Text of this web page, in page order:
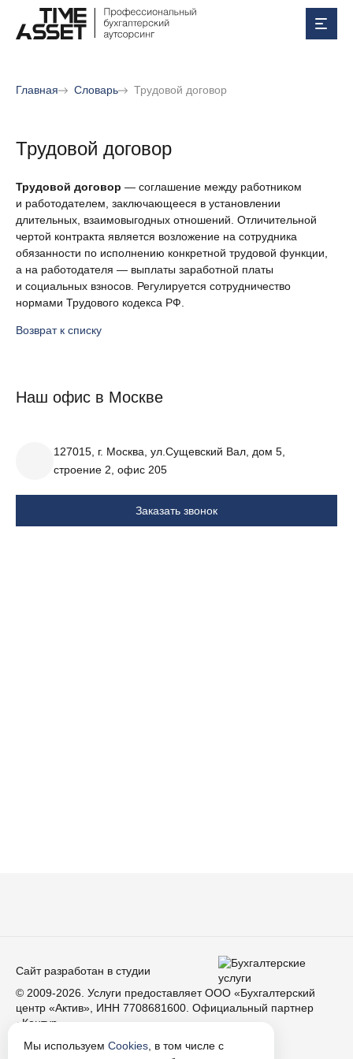
Главная Словарь Трудовой договор
Трудовой договор
Трудовой договор — соглашение между работником
и работодателем, заключающееся в установлении
длительных, взаимовыгодных отношений. Отличительной
чертой контракта является возложение на сотрудника
обязанности по исполнению конкретной трудовой функции,
а на работодателя — выплаты заработной платы
и социальных взносов. Регулируется сотрудничество
нормами Трудового кодекса РФ.
Возврат к списку
Наш офис в Москве
127015, г. Москва, ул.Сущевский Вал, дом 5,
строение 2, офис 205
Заказать звонок
© 2009-2026. Услуги предоставляет ООО «Бухгалтерский
центр «Актив», ИНН 7708681600. Официальный партнер
«Контур»
Сайт разработан в студии
Условия использования материалов сайта
Мы используем Cookies, в том числе с